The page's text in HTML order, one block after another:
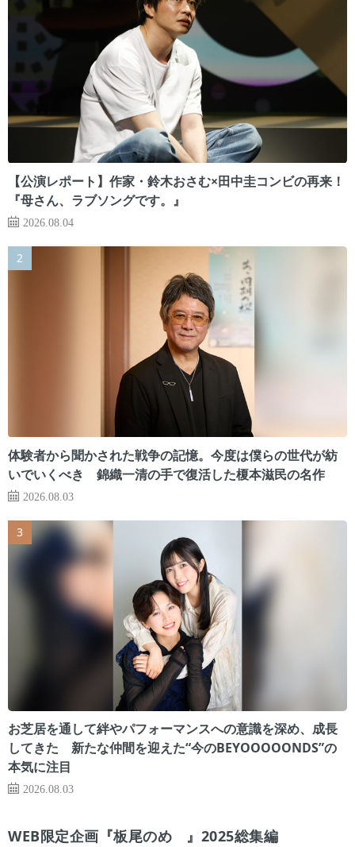
【公演レポート】作家・鈴木おさむ×田中圭コンビの再来！
『母さん、ラブソングです。』
2026.08.04
体験者から聞かされた戦争の記憶。今度は僕らの世代が紡
いでいくべき 錦織一清の手で復活した榎本滋民の名作
2026.08.03
お芝居を通して絆やパフォーマンスへの意識を深め、成長
してきた 新たな仲間を迎えた“今のBEYOOOOONDS”の
本気に注目
2026.08.03
WEB限定企画『板尾のめ゙』2025総集編